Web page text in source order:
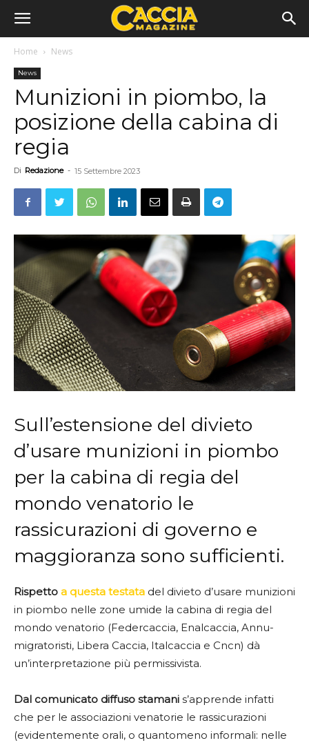
Home News
News
Munizioni in piombo, la
posizione della cabina di
regia
Di Redazione - 15 Settembre 2023
Sull’estensione del divieto
d’usare munizioni in piombo
per la cabina di regia del
mondo venatorio le
rassicurazioni di governo e
maggioranza sono sufficienti.
Rispetto a questa testata del divieto d’usare munizioni
in piombo nelle zone umide la cabina di regia del
mondo venatorio (Federcaccia, Enalcaccia, Annu-
migratoristi, Libera Caccia, Italcaccia e Cncn) dà
un’interpretazione più permissivista.
Dal comunicato diffuso stamani s’apprende infatti
che per le associazioni venatorie le rassicurazioni
(evidentemente orali, o quantomeno informali: nelle